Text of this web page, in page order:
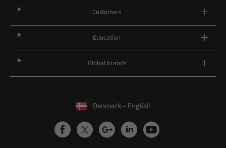
Customers
Education
Global brands
Denmark – English